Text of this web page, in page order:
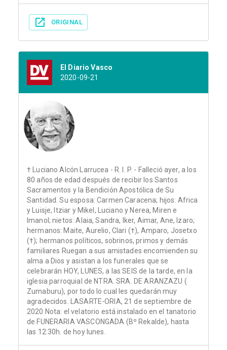
ORIGINAL
El Diario Vasco
2020-09-21
† Luciano Alcón Larrucea - R. I. P. - Falleció ayer, a los
80 años de edad después de recibir los Santos
Sacramentos y la Bendición Apostólica de Su
Santidad. Su esposa: Carmen Caracena; hijos: Africa
y Luisje, Itziar y Mikel, Luciano y Nerea, Miren e
Imanol; nietos: Alaia, Sandra, Iker, Aimar, Ane, Izaro;
hermanos: Maite, Aurelio, Clari (†), Amparo, Josetxo
(†); hermanos políticos, sobrinos, primos y demás
familiares Ruegan a sus amistades encomienden su
alma a Dios y asistan a los funerales que se
celebrarán HOY, LUNES, a las SEIS de la tarde, en la
iglesia parroquial de NTRA. SRA. DE ARANZAZU (
Zumaburu), por todo lo cual les quedarán muy
agradecidos. LASARTE-ORIA, 21 de septiembre de
2020 Nota: el velatorio está instalado en el tanatorio
de FUNERARIA VASCONGADA (Bº Rekalde), hasta
las 12:30h. de hoy lunes.